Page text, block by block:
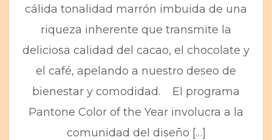
cálida tonalidad marrón imbuida de una
riqueza inherente que transmite la
deliciosa calidad del cacao, el chocolate y
el café, apelando a nuestro deseo de
bienestar y comodidad. El programa
Pantone Color of the Year involucra a la
comunidad del diseño […]